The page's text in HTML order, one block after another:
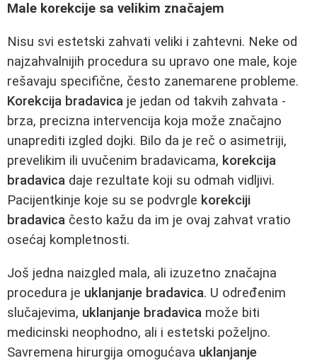
Male korekcije sa velikim značajem
Nisu svi estetski zahvati veliki i zahtevni. Neke od
najzahvalnijih procedura su upravo one male, koje
rešavaju specifične, često zanemarene probleme.
Korekcija bradavica je jedan od takvih zahvata -
brza, precizna intervencija koja može značajno
unaprediti izgled dojki. Bilo da je reč o asimetriji,
prevelikim ili uvučenim bradavicama, korekcija
bradavica daje rezultate koji su odmah vidljivi.
Pacijentkinje koje su se podvrgle korekciji
bradavica često kažu da im je ovaj zahvat vratio
osećaj kompletnosti.
Još jedna naizgled mala, ali izuzetno značajna
procedura je uklanjanje bradavica. U određenim
slučajevima, uklanjanje bradavica može biti
medicinski neophodno, ali i estetski poželjno.
Savremena hirurgija omogućava uklanjanje